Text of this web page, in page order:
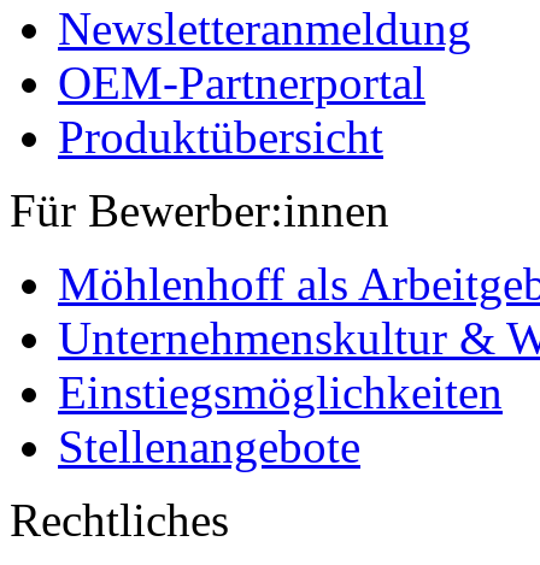
Newsletteranmeldung
OEM-Partnerportal
Produktübersicht
Für Bewerber:innen
Möhlenhoff als
Unternehmenskultur &
Einstiegsmöglichkeiten
Stellenangebote
Rechtliches